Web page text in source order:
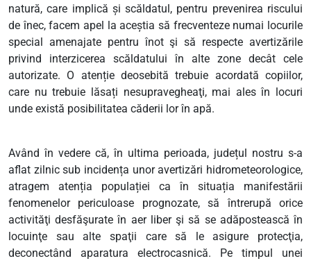
natură, care implică și scăldatul, pentru prevenirea riscului
de înec, facem apel la aceștia să frecventeze numai locurile
special amenajate pentru înot şi să respecte avertizările
privind interzicerea scăldatului în alte zone decât cele
autorizate. O atenție deosebită trebuie acordată copiilor,
care nu trebuie lăsați nesupravegheaţi, mai ales în locuri
unde există posibilitatea căderii lor în apă.
Având în vedere că, în ultima perioada, județul nostru s-a
aflat zilnic sub incidența unor avertizări hidrometeorologice,
atragem atenția populației ca în situația manifestării
fenomenelor periculoase prognozate, să întrerupă orice
activităţi desfăşurate în aer liber şi să se adăpostească în
locuinţe sau alte spaţii care să le asigure protecţia,
deconectând aparatura electrocasnică. Pe timpul unei